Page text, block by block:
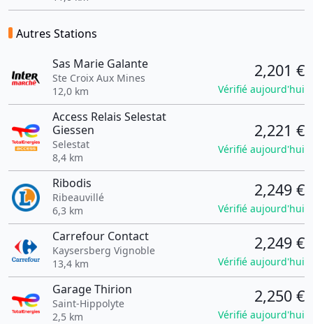
Autres Stations
Sas Marie Galante
Ste Croix Aux Mines
12,0 km
2,201 €
Vérifié aujourd'hui
Access Relais Selestat
Giessen
Selestat
8,4 km
2,221 €
Vérifié aujourd'hui
Ribodis
Ribeauvillé
6,3 km
2,249 €
Vérifié aujourd'hui
Carrefour Contact
Kaysersberg Vignoble
13,4 km
2,249 €
Vérifié aujourd'hui
Garage Thirion
Saint-Hippolyte
2,5 km
2,250 €
Vérifié aujourd'hui